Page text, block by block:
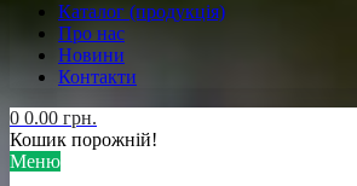
Каталог (продукція)
Про нас
Новини
Контакти
0 0.00 грн.
Кошик порожній!
Меню